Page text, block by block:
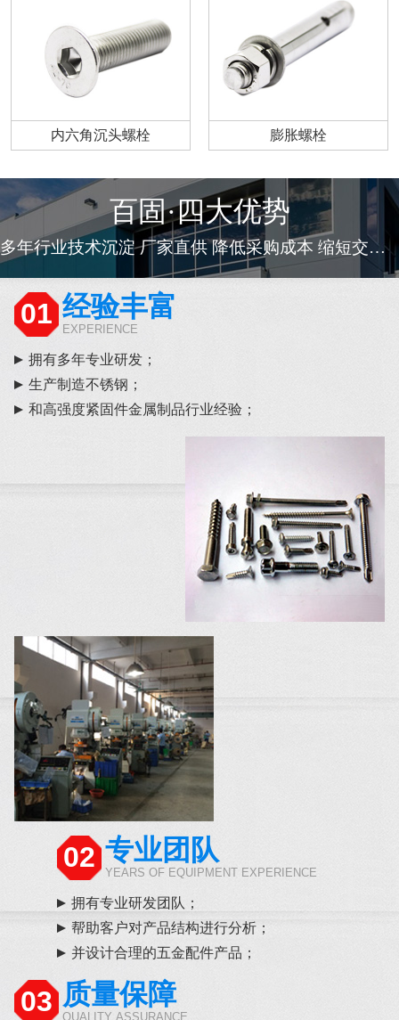
内六角沉头螺栓 膨胀螺栓
百固·四大优势
多年行业技术沉淀 厂家直供 降低采购成本 缩短交货周期
01 经验丰富
EXPERIENCE
拥有多年专业研发；
生产制造不锈钢；
和高强度紧固件金属制品行业经验；
02 专业团队
YEARS OF EQUIPMENT EXPERIENCE
拥有专业研发团队；
帮助客户对产品结构进行分析；
并设计合理的五金配件产品；
03 质量保障
QUALITY ASSURANCE